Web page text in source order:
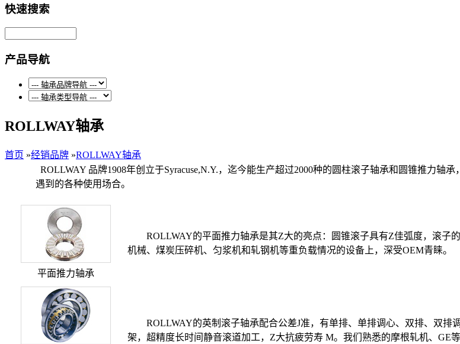
快速搜索
产品导航
ROLLWAY轴承
首页 »经销品牌 »ROLLWAY轴承
ROLLWAY 品牌1908年创立于Syracuse,N.Y.，迄今能生产超过2000种的圆柱滚子轴承和圆锥推力轴
遇到的各种使用场合。
平面推力轴承
ROLLWAY的平面推力轴承是其Z大的亮点：圆锥滚子具有Z佳弧度，滚子
机械、煤炭压碎机、匀浆机和轧钢机等重负载情况的设备上，深受OEM青睐。
ROLLWAY的英制滚子轴承配合公差J准，有单排、单排调心、双排、双排
架，超精度长时间静音滚道加工，Z大抗疲劳寿 M。我们熟悉的摩根轧机、GE